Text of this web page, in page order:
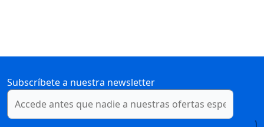
Subscríbete a nuestra newsletter